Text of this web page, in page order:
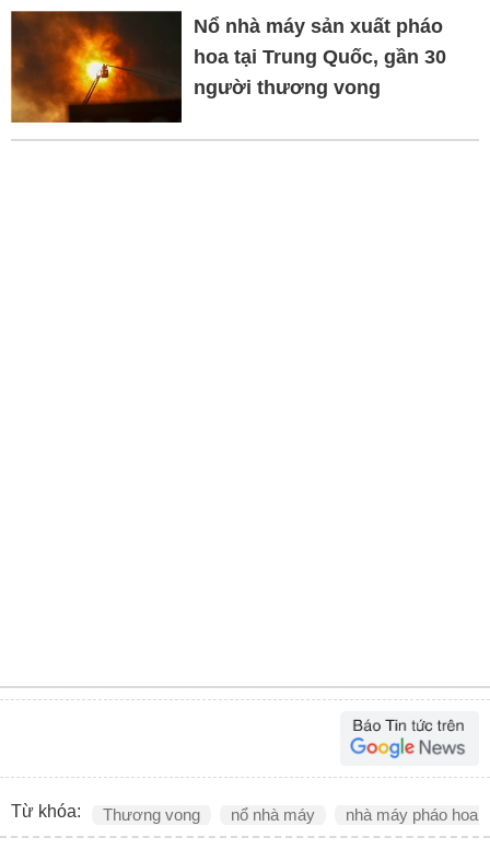
Nổ nhà máy sản xuất pháo
hoa tại Trung Quốc, gần 30
người thương vong
Từ khóa: Thương vong nổ nhà máy nhà máy pháo hoa